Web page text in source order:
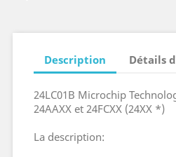
Description Détails
24LC01B Microchip
24AAXX et 24FCXX (24XX *)
La description: